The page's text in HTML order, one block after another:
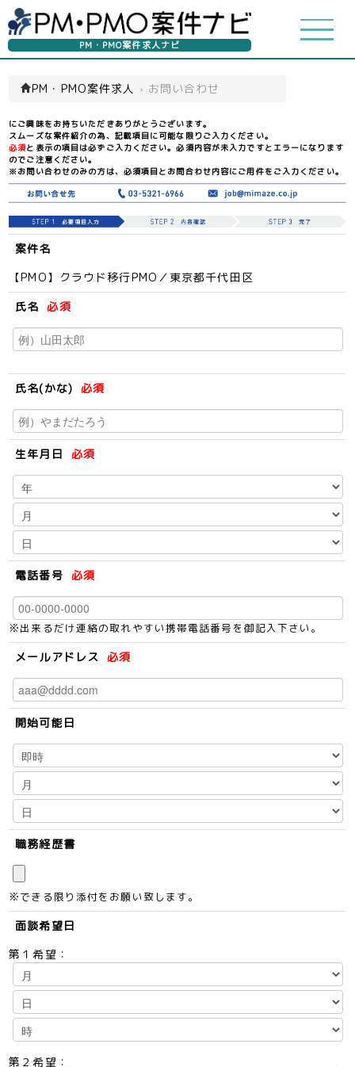
PM・PMO案件求人ナビ
PM・PMO案件求人 › お問い合わせ
にご興味をお持ちいただきありがとうございます。
スムーズな案件紹介の為、記載項目に可能な限りご入力ください。
必須と表示の項目は必ずご入力ください。必須内容が未入力ですとエラーになります
のでご注意ください。
※お問い合わせのみの方は、必須項目とお問合わせ内容にご用件をご入力ください。
案件名
【PMO】クラウド移行PMO／東京都千代田区
氏名 必須
氏名(かな) 必須
生年月日 必須
電話番号 必須
※出来るだけ連絡の取れやすい携帯電話番号を御記入下さい。
メールアドレス 必須
開始可能日
職務経歴書
※できる限り添付をお願い致します。
面談希望日
第１希望：
第２希望：